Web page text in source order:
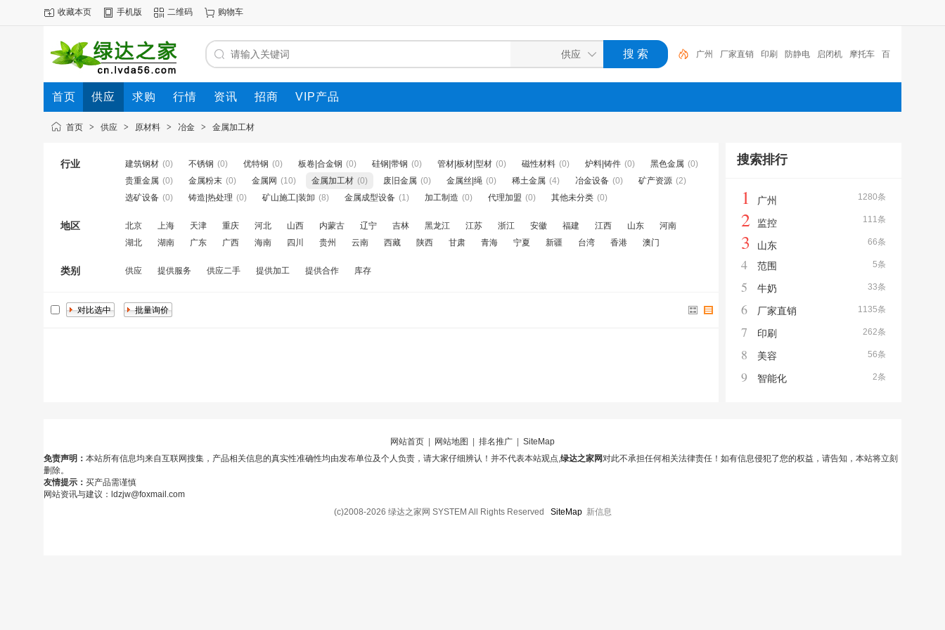
收藏本页 手机版 二维码 购物车
广州 厂家直销 印刷 防静电 启闭机 摩托车 百
福 咏玖进出口 体验桌 扑克
首页 供应 求购 行情 资讯 招商 VIP产品
首页 > 供应 > 原材料 > 冶金 > 金属加工材
行业 建筑钢材 (0) 不锈钢 (0) 优特钢 (0) 板卷|合金钢 (0) 硅钢|带钢 (0) 管材|板材|型材 (0) 磁性材料 (0) 炉料|铸件 (0) 黑色金属 (0)
贵重金属 (0) 金属粉末 (0) 金属网 (10) 金属加工材 (0) 废旧金属 (0) 金属丝|绳 (0) 稀土金属 (4) 冶金设备 (0) 矿产资源 (2)
选矿设备 (0) 铸造|热处理 (0) 矿山施工|装卸 (8) 金属成型设备 (1) 加工制造 (0) 代理加盟 (0) 其他未分类 (0)
地区 北京 上海 天津 重庆 河北 山西 内蒙古 辽宁 吉林 黑龙江 江苏 浙江 安徽 福建 江西 山东
河南
湖北
湖南 广东 广西 海南 四川 贵州 云南 西藏 陕西 甘肃 青海 宁夏 新疆 台湾 香港 澳门
类别 供应 提供服务 供应二手 提供加工 提供合作 库存
搜索排行
1280条
1 广州
111条
2 监控
66条
3 山东
5条
4 范围
33条
5 牛奶
1135条
6 厂家直销
262条
7 印刷
56条
8 美容
2条
9 智能化
网站首页 网站地图 排名推广
SiteMap
免责声明： 本站所有信息均来自互联网搜集，产品相关信息的真实性准确性均由发布单位及个人负责，请大家仔细辨认！并不代表本站观点,绿达之家网对此不承担任何相关法律责任！如有信息侵犯了您的权益，请告知，本站将立刻
删除。
友情提示： 买产品需谨慎
网站资讯与建议：ldzjw@foxmail.com
(c)2008-2026 绿达之家网 SYSTEM All Rights Reserved SiteMap 新信息